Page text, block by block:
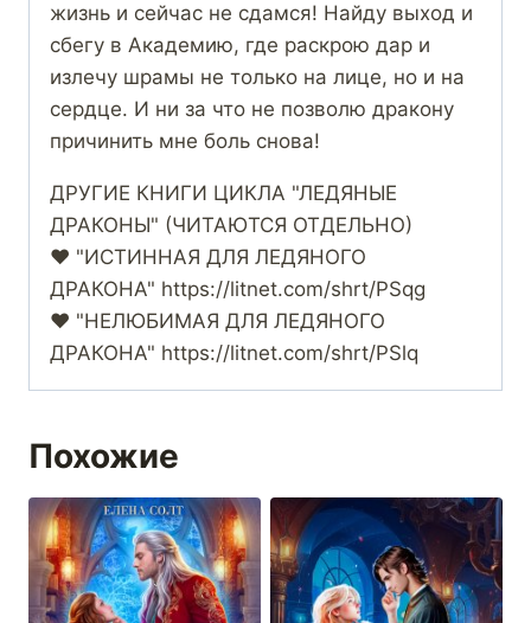
жизнь и сейчас не сдамся! Найду выход и
сбегу в Академию, где раскрою дар и
излечу шрамы не только на лице, но и на
сердце. И ни за что не позволю дракону
причинить мне боль снова!
ДРУГИЕ КНИГИ ЦИКЛА "ЛЕДЯНЫЕ
ДРАКОНЫ" (ЧИТАЮТСЯ ОТДЕЛЬНО)
‍❤️‍ "ИСТИННАЯ ДЛЯ ЛЕДЯНОГО
ДРАКОНА" https://litnet.com/shrt/PSqg
‍❤️‍ "НЕЛЮБИМАЯ ДЛЯ ЛЕДЯНОГО
ДРАКОНА" https://litnet.com/shrt/PSlq
Похожие